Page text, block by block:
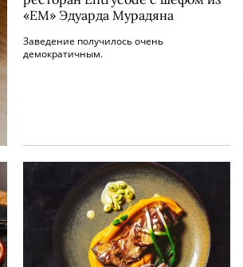
«ЕМ» Эдуарда Мурадяна
Заведение получилось очень
демократичным.